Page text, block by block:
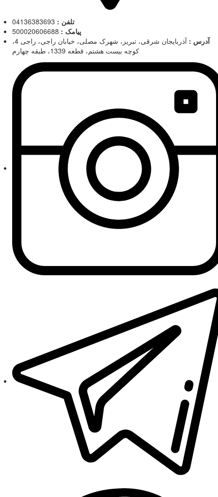
تلفن :
پیامک :
آدرس :
آذربایجان شرقی، تبریز، شهرک مصلی، خیابان راجی، راجی 4،
کوچه بیست هشتم، قطعه 1339، طبقه چهارم